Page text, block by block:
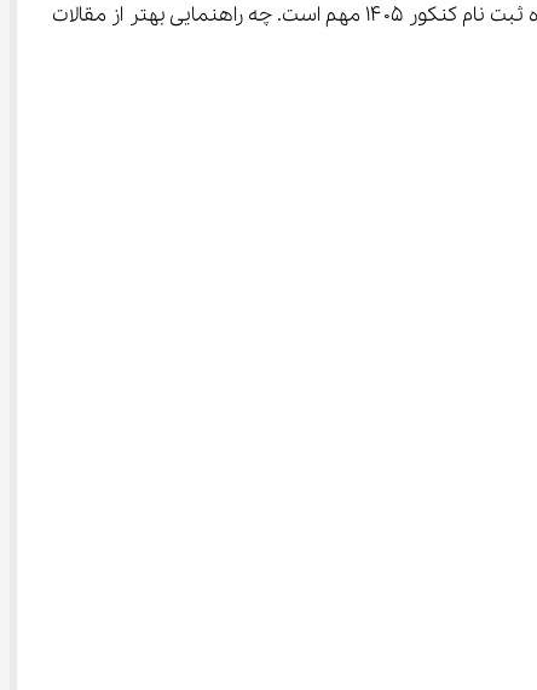
با توجه به اهمیت نحوه ثبت نام کنکور 1405 و گاه تغییرات جزئی در دستورالعمل‌ها، داشتن یک راهنمای جامع و به‌روز درباره نحوه ثبت نام کنکور ۱۴۰۵ مهم است. چه راهنمایی بهتر از مقالات